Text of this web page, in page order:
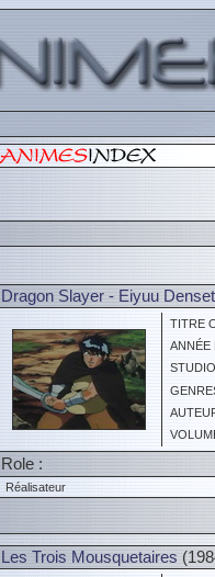
Dragon Slayer - Eiyuu
TITRE
ANNÉE
Role :
Réalisateur
Les Trois Mousquetaires